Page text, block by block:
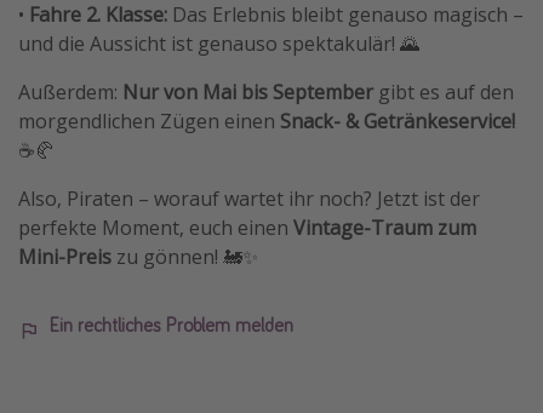
• Fahre 2. Klasse: Das Erlebnis bleibt genauso magisch –
und die Aussicht ist genauso spektakulär! 🌄
Außerdem: Nur von Mai bis September gibt es auf den
morgendlichen Zügen einen Snack- & Getränkeservice!
☕🥐
Also, Piraten – worauf wartet ihr noch? Jetzt ist der
perfekte Moment, euch einen Vintage-Traum zum
Mini-Preis zu gönnen! 🚂✨
Ein rechtliches Problem melden